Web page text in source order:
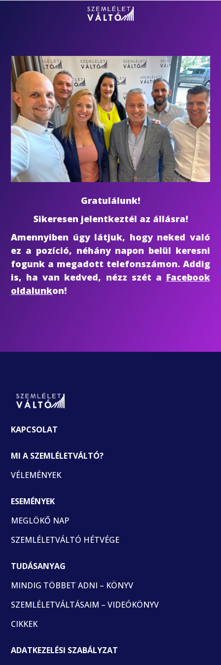
Gratulálunk!
Sikeresen jelentkeztél az állásra!
Amennyiben úgy látjuk, hogy neked való
ez a pozíció, néhány napon belül keresni
fogunk a megadott telefonszámon. Addig
is, ha van kedved, nézz szét a Facebook
oldalunkon!
KAPCSOLAT
MI A SZEMLÉLETVÁLTÓ?
VÉLEMÉNYEK
ESEMÉNYEK
MEGLÖKŐ NAP
SZEMLÉLETVÁLTÓ HÉTVÉGE
TUDÁSANYAG
MINDIG TÖBBET ADNI – KÖNYV
SZEMLÉLETVÁLTÁSAIM – VIDEÓKÖNYV
CIKKEK
ADATKEZELÉSI SZABÁLYZAT